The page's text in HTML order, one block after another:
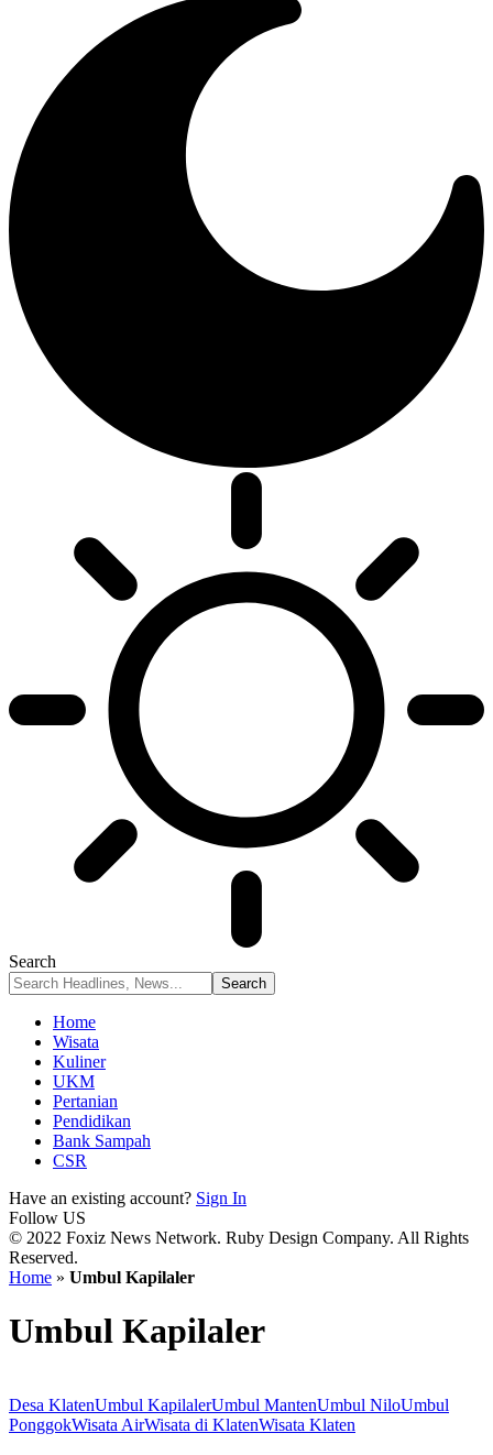
Search
Home
Wisata
Kuliner
UKM
Pertanian
Pendidikan
Bank Sampah
CSR
Have an existing account? Sign In
Follow US
© 2022 Foxiz News Network. Ruby Design Company. All Rights
Reserved.
Home » Umbul Kapilaler
Umbul Kapilaler
Desa KlatenUmbul KapilalerUmbul MantenUmbul NiloUmbul
PonggokWisata AirWisata di KlatenWisata Klaten